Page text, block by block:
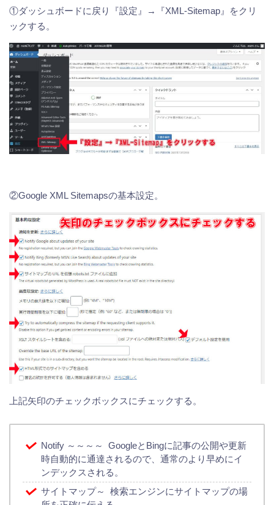
①ダッシュボードに戻り『設定』→『XML-Sitemap』をクリ
ックする。
②Google XML Sitemapsの基本設定。
上記矢印のチェックボックスにチェックする。
Notify ～～～～ GoogleとBingに記事の公開や更新
時自動的に通達されるので、通常のより早めにイ
ンデックスされる。
サイトマップ～ 検索エンジンにサイトマップの場